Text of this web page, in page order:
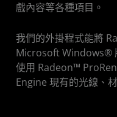
戲內容等各種項目。
我們的外掛程式能將
Microsoft Windows®
使用 Radeon™
Engine 現有的光線、